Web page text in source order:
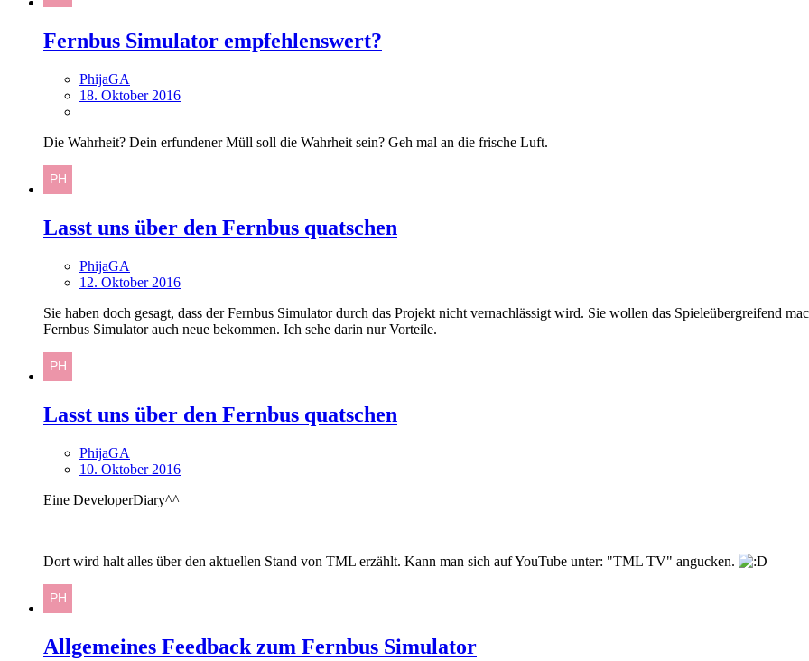
Fernbus Simulator empfehlenswert?
PhijaGA
18. Oktober 2016
Die Wahrheit? Dein erfundener Müll soll die Wahrheit sein? Geh mal an die frische Luft.
Lasst uns über den Fernbus quatschen
PhijaGA
12. Oktober 2016
Sie haben doch gesagt, dass der Fernbus Simulator durch das Projekt nicht vernachlässigt wird. Sie wollen das Spieleübergreifend
Fernbus Simulator auch neue bekommen. Ich sehe darin nur Vorteile.
Lasst uns über den Fernbus quatschen
PhijaGA
10. Oktober 2016
Eine DeveloperDiary^^
Dort wird halt alles über den aktuellen Stand von TML erzählt. Kann man sich auf YouTube unter: "TML TV" angucken.
Allgemeines Feedback zum Fernbus Simulator